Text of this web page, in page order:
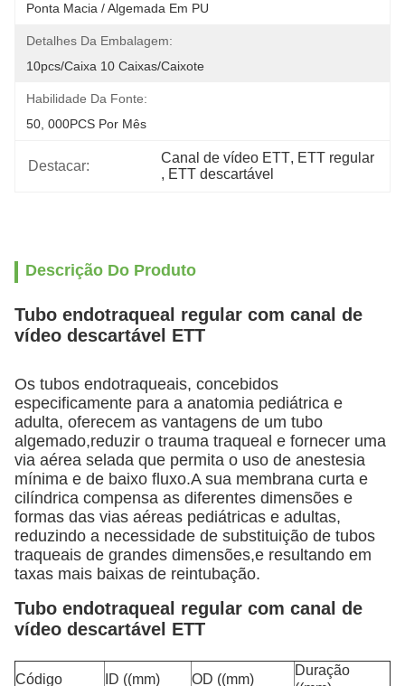
Ponta Macia / Algemada Em PU
Detalhes Da Embalagem:
10pcs/caixa 10 Caixas/caixote
Habilidade Da Fonte:
50, 000PCS Por Mês
Destacar:
Canal de vídeo ETT, ETT regular
, ETT descartável
Descrição Do Produto
Tubo endotraqueal regular com canal de
vídeo descartável ETT
Os tubos endotraqueais, concebidos
especificamente para a anatomia pediátrica e
adulta, oferecem as vantagens de um tubo
algemado,reduzir o trauma traqueal e fornecer uma
via aérea selada que permita o uso de anestesia
mínima e de baixo fluxo.A sua membrana curta e
cilíndrica compensa as diferentes dimensões e
formas das vias aéreas pediátricas e adultas,
reduzindo a necessidade de substituição de tubos
traqueais de grandes dimensões,e resultando em
taxas mais baixas de reintubação.
Tubo endotraqueal regular com canal de
vídeo descartável ETT
Código ID ((mm) OD ((mm)
Duração